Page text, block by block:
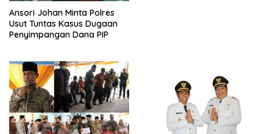
Ansori Johan Minta Polres
Usut Tuntas Kasus Dugaan
Penyimpangan Dana PIP